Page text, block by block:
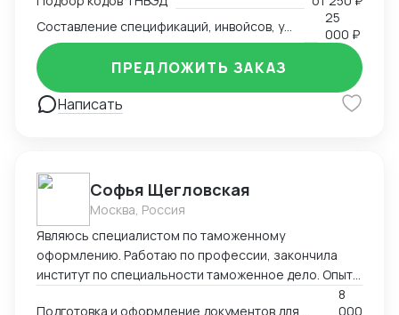
и сопроводительных документов. Определение кода
товара (ТНВЭД). Выбор метода определения
таможенной стоимости и её расчёт в соответствии с
избранным методом. Определение мер тарифного и
нетарифного регулирования (помощь в получение
СС, ДС). Расчет таможенных платежей.
Составление спецификаций, инвойсов, упаковочных листов
25
000 ₽
Написать
ПРЕДЛОЖИТЬ ЗАКАЗ
Софья Щегловская
Москва, Россия
Являюсь специалистом по таможенному
оформлению. Работаю по профессии, закончила
институт по специальности таможенное дело. Опыт
работы в двух крупных логистических компаниях, DSV
Подготовка и оформление документов для декларирования товаров; Консультация по процедурам
8
000